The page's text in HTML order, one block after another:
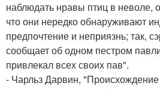
наблюдать нравы птиц в неволе,
что они нередко обнаруживают
предпочтение и неприязнь; так,
сообщает об одном пестром
привлекал всех своих пав".
- Чарльз Дарвин,